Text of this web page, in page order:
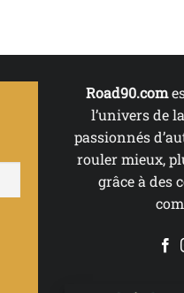
Road90.com
l’univers de
passionnés
rouler mieux,
grâce à des